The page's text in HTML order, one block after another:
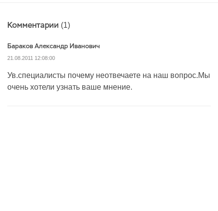
Комментарии (1)
Бараков Александр Иванович
21.08.2011 12:08:00
Ув.специалисты почему неотвечаете на наш вопрос.Мы
очень хотели узнать ваше мнение.